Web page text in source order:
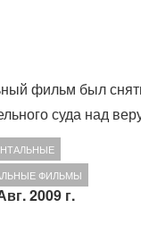
фильм был
суда над
ФИЛЬМЫ
2009 г.